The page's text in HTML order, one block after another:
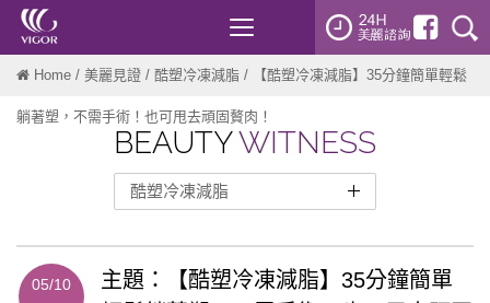
Toggle
navigation
Home / 美麗見證 / 酷塑冷凍減脂 / 【酷塑冷凍減脂】35分鐘簡單輕鬆
躺著塑，不需手術！也可甩去頑固贅肉！
酷塑冷凍減脂
醫美微整
BEAUTYWITNESS
05/10
主題：【酷塑冷凍減脂】35分鐘簡單